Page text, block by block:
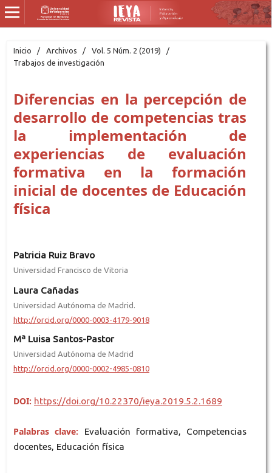
Inicio / Archivos / Vol. 5 Núm. 2 (2019)
/
Trabajos de investigación
Diferencias en la percepción de
desarrollo de competencias tras
la implementación de
experiencias de evaluación
formativa en la formación
inicial de docentes de Educación
física
Patricia Ruiz Bravo
Universidad Francisco de Vitoria
Laura Cañadas
Universidad Autónoma de Madrid.
http://orcid.org/0000-0003-4179-9018
Mª Luisa Santos-Pastor
Universidad Autónoma de Madrid
http://orcid.org/0000-0002-4985-0810
DOI: https://doi.org/10.22370/ieya.2019.5.2.1689
Palabras clave:
Evaluación formativa, Competencias
docentes, Educación física